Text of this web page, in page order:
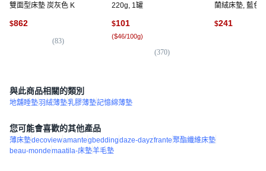
雙面型床墊 炭灰色 K
$862
(83)
220g, 1罐
$101
($46/100g)
(370)
蘭絨床墊, 藍色
$241
與此商品相關的類別
地舖睡墊羽絨薄墊乳膠薄墊記憶綿薄墊
您可能會喜歡的其他產品
薄床墊decoviewamantegbeddingdaze-dayzfrante聚酯纖維床墊
beau-mondemaatila-床墊羊毛墊